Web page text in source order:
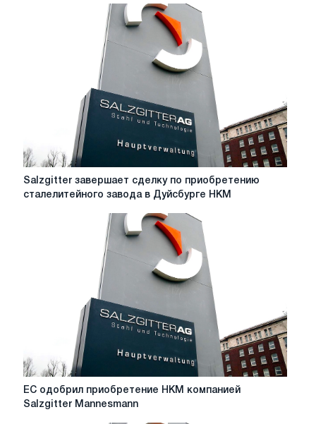
Salzgitter
завершает
Salzgitter завершает сделку по приобретению
сталелитейного завода в Дуйсбурге HKM
ЕС
одобрил
ЕС одобрил приобретение HKM компанией
Salzgitter Mannesmann